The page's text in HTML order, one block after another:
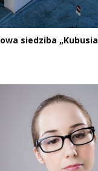
siedziba